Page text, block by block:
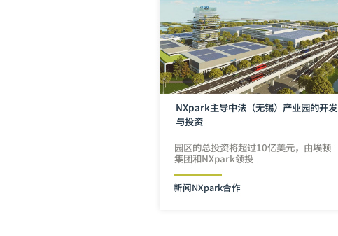
NXpark主导中法（无锡）产业园的开发
与投资
园区的总投资将超过10亿美元，由埃顿
集团和NXpark领投
新闻NXpark合作